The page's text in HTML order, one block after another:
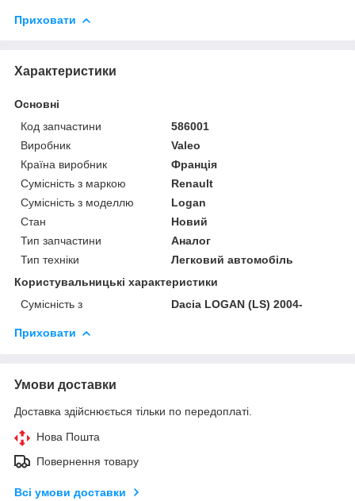
Приховати
Характеристики
Основні
Код запчастини
586001
Виробник
Valeo
Країна виробник
Франція
Сумісність з маркою
Renault
Сумісність з моделлю
Logan
Стан
Новий
Тип запчастини
Аналог
Тип техніки
Легковий автомобіль
Користувальницькі характеристики
Сумісність з
Dacia LOGAN (LS) 2004-
Приховати
Умови доставки
Доставка здійснюється тільки по передоплаті.
Нова Пошта
Повернення товару
Всі умови доставки